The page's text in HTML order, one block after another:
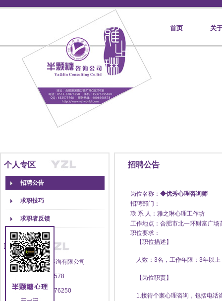
首页 关
个人专区
招聘公告
求职技巧
求职者反馈
联系方式
安徽半颗糖心理咨询有限公司
电话：400-696-8578
传真：0551--62876250
招聘公告
岗位名称： ◆优秀心理咨询师
招聘部门：
联 系 人：雅之琳心理工作坊
工作地点：合肥市北一环财富广场
职位要求：
【职位描述】
人数：3名，工作年限：3年以上
【岗位职责】
1.接待个案心理咨询，包括电话